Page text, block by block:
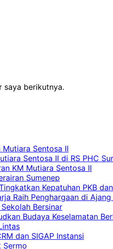
saya berikutnya.
Mutiara Sentosa II
Sentosa II di RS PHC
KM Mutiara Sentosa II
Sumenep
Kepatuhan PKB
Raih Penghargaan di
Bersinar
Budaya Keselamatan
dan SIGAP Instansi
Sermo